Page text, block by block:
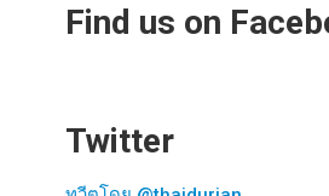
Find us on
Twitter